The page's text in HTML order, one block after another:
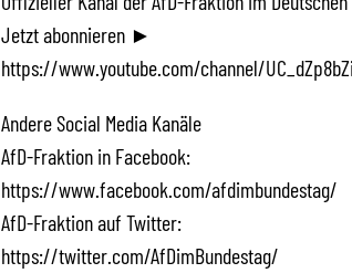
Jetzt abonnieren ►
https://www.youtube.com/channel/
Andere Social Media Kanäle
AfD-Fraktion in Facebook:
https://www.facebook.com/afdimbundestag/
AfD-Fraktion auf Twitter:
https://twitter.com/AfDimBundestag/